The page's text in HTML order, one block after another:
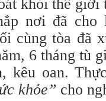
khỏi thế giới
nơi đã cho
cùng tòa đã
6 tháng tù
kêu oan.
khỏe” cho